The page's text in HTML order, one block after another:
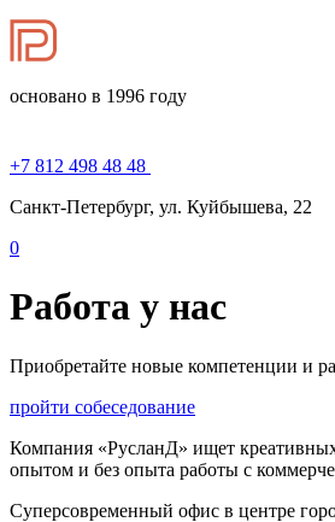
основано в 1996 году
+7 812 498 48 48
Санкт-Петербург, ул. Куйбышева, 22
0
Работа у нас
Приобретайте новые компетенции и
пройти собеседование
Компания «РусланД» ищет
опытом и без опыта работы с
Суперсовременный офис в центре